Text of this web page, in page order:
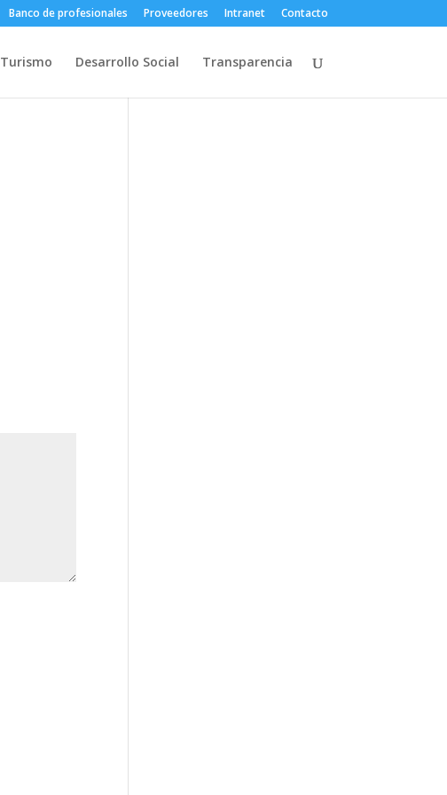
Banco de profesionales Proveedores Intranet Contacto
Turismo Desarrollo Social Transparencia